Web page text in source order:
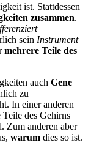
ist. Stattdessen
zusammen.
sein Instrument
mehrere Teile des
auch Gene
zu
In einer anderen
des Gehirns
Zum anderen aber
warum dies so ist.